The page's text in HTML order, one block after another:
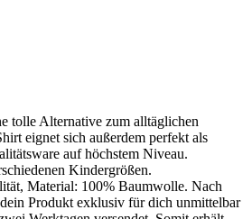
tolle Alternative zum alltäglichen
eignet sich außerdem perfekt als
auf höchstem Niveau.
Kindergrößen.
Material: 100% Baumwolle. Nach
Produkt exklusiv für dich unmittelbar